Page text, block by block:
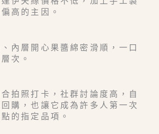
高的主因。
內層開心果醬綿密滑順，一口
次。
拍照打卡，社群討論度高，自
購，也讓它成為許多人第一次
的指定品項。